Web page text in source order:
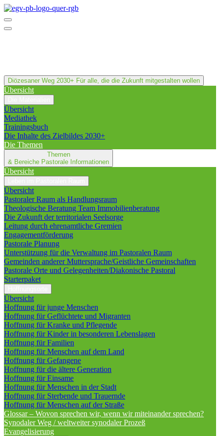
Diözesaner Weg 2030+ Für alle, die die Zukunft mitgestalten wollen
Übersicht
Übersicht
Mediathek
Trainingsbuch
Die Inhalte des Zielbildes 2030+
Die Themen
Themen
& Bereiche Pastorale Informationen
Übersicht
Übersicht
Pastoraler Raum als Handlungsraum
Theologische Beratung Team Immobilienberatung
Die Zukunft der territorialen Seelsorge
Leitung durch ehrenamtliche Gremien
Engagementförderung
Pastorale Planung
Unterstützung für die Verwaltung im Pastoralen Raum
Gemeinden anderer Muttersprache/Geistliche Gemeinschaften
Pastorale Orte und Gelegenheiten/Diakonische Pastoral
Starterpaket
Übersicht
Hoffnung für junge Menschen
Hoffnung für Geflüchtete und Migranten
Hoffnung für Kranke und Pflegende
Hoffnung für Kinder in besonderen Lebenslagen
Hoffnung für Familien
Hoffnung für Menschen auf dem Land
Hoffnung für Gefangene
Hoffnung für die ältere Generation
Hoffnung für Einsame
Hoffnung für Menschen in der Stadt
Hoffnung für Sterbende und Trauernde
Hoffnung für Menschen auf der Straße
Glossar – Wovon sprechen wir, wenn wir miteinander sprechen?
Synodaler Weg / weltweiter synodaler Prozeß
Evangelisierung